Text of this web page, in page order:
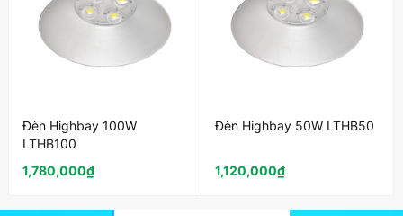
Đèn Highbay 100W
LTHB100
1,780,000₫
Đèn Highbay 50W LTHB50
1,120,000₫